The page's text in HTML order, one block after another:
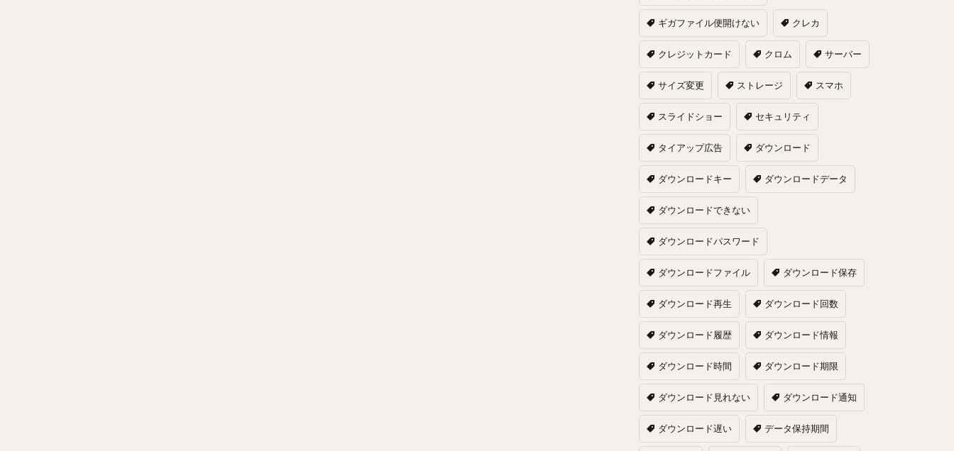
ギガファイル便開けない クレカ
クレジットカード クロム サーバー
サイズ変更 ストレージ スマホ
スライドショー セキュリティ
タイアップ広告 ダウンロード
ダウンロードキー ダウンロードデータ
ダウンロードできない
ダウンロードパスワード
ダウンロードファイル ダウンロード保存
ダウンロード再生 ダウンロード回数
ダウンロード履歴 ダウンロード情報
ダウンロード時間 ダウンロード期限
ダウンロード見れない ダウンロード通知
ダウンロード遅い データ保持期間